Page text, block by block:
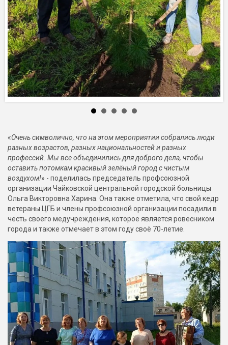
«Очень символично, что на этом мероприятии собрались люди
разных возрастов, разных национальностей и разных
профессий. Мы все объединились для доброго дела, чтобы
оставить потомкам красивый зелёный город с чистым
воздухом!» - поделилась председатель профсоюзной
организации Чайковской центральной городской больницы
Ольга Викторовна Харина. Она также отметила, что свой кедр
ветераны ЦГБ и члены профсоюзной организации посадили в
честь своего медучреждения, которое является ровесником
города и также отмечает в этом году своё 70-летие.